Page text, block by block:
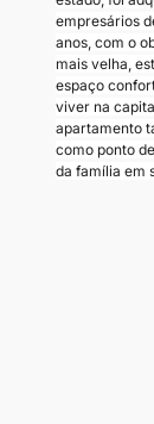
empresários
anos, com o
mais velha,
espaço
viver na
apartamento
como ponto
da família em